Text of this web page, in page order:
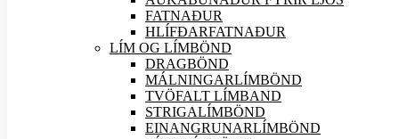
FATNAÐUR
HLÍFÐARFATNAÐUR
LÍM OG LÍMBÖND
DRAGBÖND
MÁLNINGARLÍMBÖND
TVÖFALT LÍMBAND
STRIGALÍMBÖND
EINANGRUNARLÍMBÖND